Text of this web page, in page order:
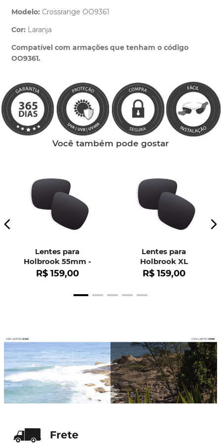
Modelo: Crossrange OO9361
Cor: Laranja
Compatível com armações que tenham o código
OO9361.
Você também pode gostar
Lentes para
Holbrook 55mm -
OO9102
R$ 159,00
Lentes para
Holbrook XL
R$ 159,00